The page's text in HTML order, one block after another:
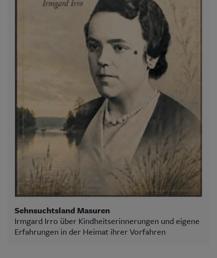
Sehnsuchtsland Masuren
Irmgard Irro über Kindheitserinnerungen und eigene
Erfahrungen in der Heimat ihrer Vorfahren